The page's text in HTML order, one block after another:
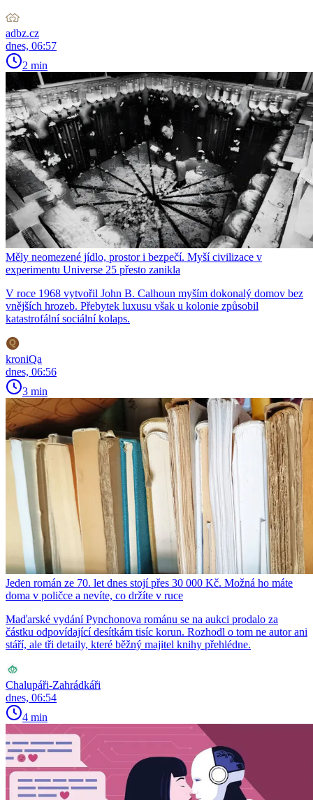
adbz.cz
dnes, 06:57
2 min
Měly neomezené jídlo, prostor i bezpečí. Myší civilizace v
experimentu Universe 25 přesto zanikla
V roce 1968 vytvořil John B. Calhoun myším dokonalý domov bez
vnějších hrozeb. Přebytek luxusu však u kolonie způsobil
katastrofální sociální kolaps.
kroniQa
dnes, 06:56
3 min
Jeden román ze 70. let dnes stojí přes 30 000 Kč. Možná ho máte
doma v poličce a nevíte, co držíte v ruce
Maďarské vydání Pynchonova románu se na aukci prodalo za
částku odpovídající desítkám tisíc korun. Rozhodl o tom ne autor ani
stáří, ale tři detaily, které běžný majitel knihy přehlédne.
Chalupáři-Zahrádkáři
dnes, 06:54
4 min